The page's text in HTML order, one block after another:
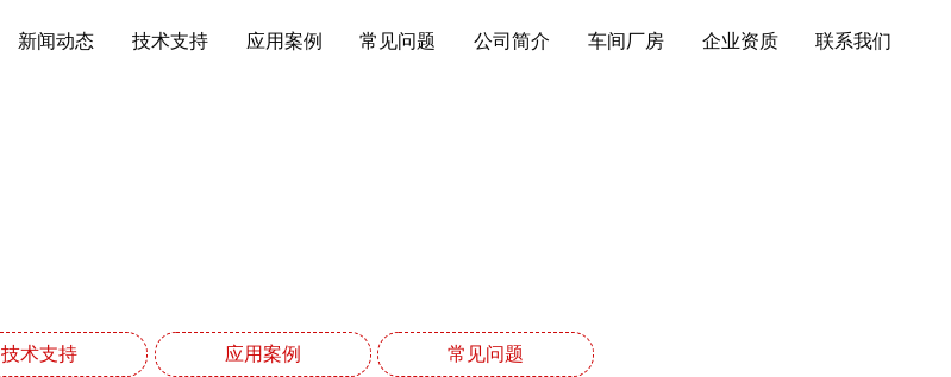
新闻动态 技术支持 应用案例 常见问题 公司简介 车间厂房 企业资质 联系我们
技术支持 应用案例 常见问题